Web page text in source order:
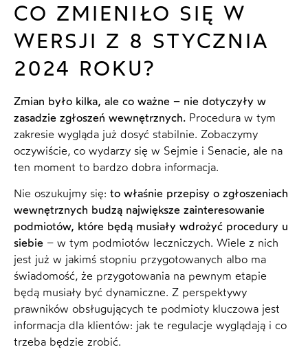
CO ZMIENIŁO SIĘ W
WERSJI Z 8 STYCZNIA
2024 ROKU?
Zmian było kilka, ale co ważne – nie dotyczyły w
zasadzie zgłoszeń wewnętrznych. Procedura w tym
zakresie wygląda już dosyć stabilnie. Zobaczymy
oczywiście, co wydarzy się w Sejmie i Senacie, ale na
ten moment to bardzo dobra informacja.
Nie oszukujmy się: to właśnie przepisy o zgłoszeniach
wewnętrznych budzą największe zainteresowanie
podmiotów, które będą musiały wdrożyć procedury u
siebie – w tym podmiotów leczniczych. Wiele z nich
jest już w jakimś stopniu przygotowanych albo ma
świadomość, że przygotowania na pewnym etapie
będą musiały być dynamiczne. Z perspektywy
prawników obsługujących te podmioty kluczowa jest
informacja dla klientów: jak te regulacje wyglądają i co
trzeba będzie zrobić.